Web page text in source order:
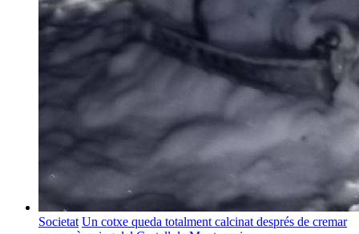
Societat Un cotxe queda totalment calcinat després de cremar